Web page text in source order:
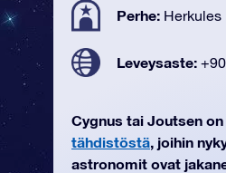
Perhe: Herkules
Leveysaste:
Cygnus tai Joutsen
tähdistöstä, joihin
astronomit ovat